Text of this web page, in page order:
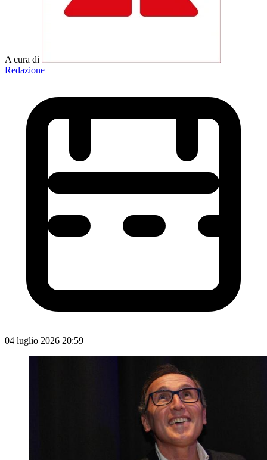
A cura di
Redazione
04 luglio 2026 20:59